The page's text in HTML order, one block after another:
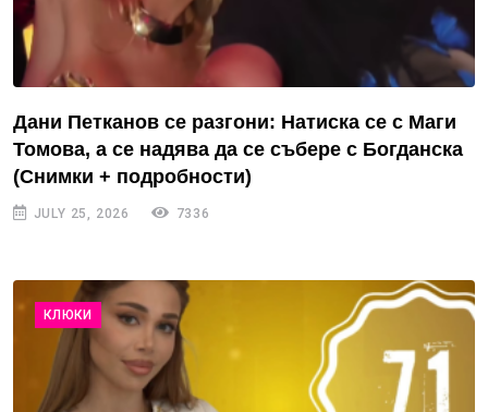
Дани Петканов се разгони: Натиска се с Маги
Томова, а се надява да се събере с Богданска
(Снимки + подробности)
JULY 25, 2026 7336
КЛЮКИ